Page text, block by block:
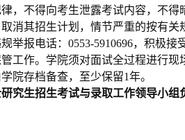
，不得向考生泄露考试内容，不
消其招生计划，情节严重的按有关
举报电话：0553-5910696，积极接
工作。学院须对面试全过程进行
院存档备查，至少保留1年。
究生招生考试与录取工作领导小组